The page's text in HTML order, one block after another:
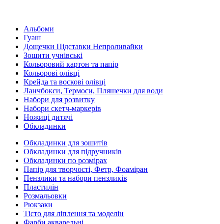
Альбоми
Гуаш
Дощечки Підставки Непроливайки
Зошити учнівські
Кольоровий картон та папір
Кольорові олівці
Крейда та воскові олівці
Ланчбокси, Термоси, Пляшечки для води
Набори для розвитку
Набори скетч-маркерів
Ножиці дитячі
Обкладинки
Обкладинки для зошитів
Обкладинки для підручників
Обкладинки по розмірах
Папір для творчості, Фетр, Фоаміран
Пензлики та набори пензликів
Пластилін
Розмальовки
Рюкзаки
Тісто для ліплення та моделін
Фарби акварельні